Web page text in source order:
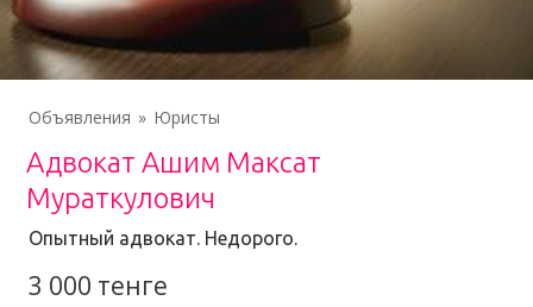
Объявления Юристы
Адвокат Ашим Максат
Мураткулович
Опытный адвокат. Недорого.
3 000 тенге